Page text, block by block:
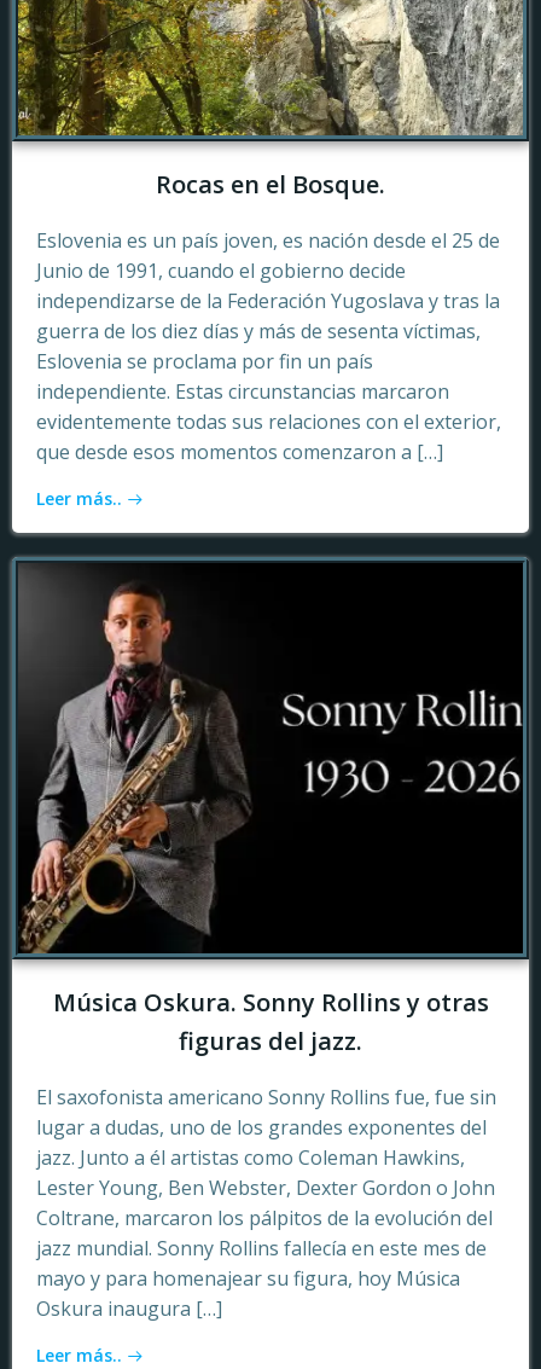
Rocas en el Bosque.
Eslovenia es un país joven, es nación desde el 25 de
Junio de 1991, cuando el gobierno decide
independizarse de la Federación Yugoslava y tras la
guerra de los diez días y más de sesenta víctimas,
Eslovenia se proclama por fin un país
independiente. Estas circunstancias marcaron
evidentemente todas sus relaciones con el exterior,
que desde esos momentos comenzaron a […]
Leer más..
Música Oskura. Sonny Rollins y otras
figuras del jazz.
El saxofonista americano Sonny Rollins fue, fue sin
lugar a dudas, uno de los grandes exponentes del
jazz. Junto a él artistas como Coleman Hawkins,
Lester Young, Ben Webster, Dexter Gordon o John
Coltrane, marcaron los pálpitos de la evolución del
jazz mundial. Sonny Rollins fallecía en este mes de
mayo y para homenajear su figura, hoy Música
Oskura inaugura […]
Leer más..